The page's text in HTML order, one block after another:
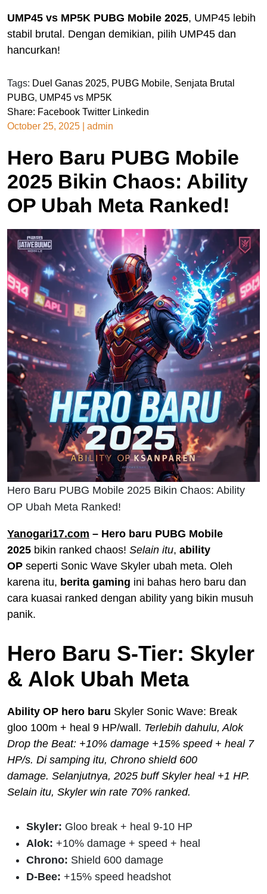
UMP45 vs MP5K PUBG Mobile 2025, UMP45 lebih
stabil brutal. Dengan demikian, pilih UMP45 dan
hancurkan!
Tags: Duel Ganas 2025, PUBG Mobile, Senjata Brutal
PUBG, UMP45 vs MP5K
Share: Facebook Twitter Linkedin
October 25, 2025
admin
Hero Baru PUBG Mobile
2025 Bikin Chaos: Ability
OP Ubah Meta Ranked!
Hero Baru PUBG Mobile 2025 Bikin Chaos: Ability
OP Ubah Meta Ranked!
Yanogari17.com – Hero baru PUBG Mobile
2025 bikin ranked chaos! Selain itu, ability
OP seperti Sonic Wave Skyler ubah meta. Oleh
karena itu, berita gaming ini bahas hero baru dan
cara kuasai ranked dengan ability yang bikin musuh
panik.
Hero Baru S-Tier: Skyler
& Alok Ubah Meta
Ability OP hero baru Skyler Sonic Wave: Break
gloo 100m + heal 9 HP/wall. Terlebih dahulu, Alok
Drop the Beat: +10% damage +15% speed + heal 7
HP/s. Di samping itu, Chrono shield 600
damage. Selanjutnya, 2025 buff Skyler heal +1 HP.
Selain itu, Skyler win rate 70% ranked.
Skyler: Gloo break + heal 9-10 HP
Alok: +10% damage + speed + heal
Chrono: Shield 600 damage
D-Bee: +15% speed headshot